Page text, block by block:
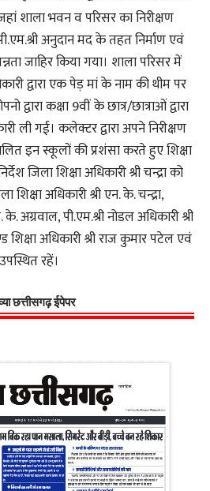
शाला भवन व परिसर का निरीक्षण
अनुदान मद के तहत निर्माण एवं
जाहिर किया गया। शाला परिसर में
द्वारा एक पेड़ मां के नाम की थीम पर
द्वारा कक्षा 9वीं के छात्र/छात्राओं द्वारा
ली गई। कलेक्टर द्वारा अपने निरीक्षण
इन स्कूलों की प्रशंसा करते हुए शिक्षा
जिला शिक्षा अधिकारी श्री चन्द्रा को
अधिकारी श्री एन. के. चन्द्रा,
अग्रवाल, पी.एम.श्री नोडल अधिकारी श्री
अधिकारी श्री राज कुमार पटेल एवं
रहें।
छत्तीसगढ़ ईपेपर